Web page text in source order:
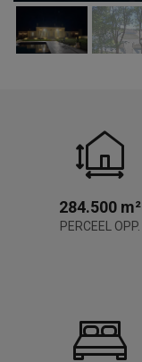
284.500 m²
PERCEEL OPP.